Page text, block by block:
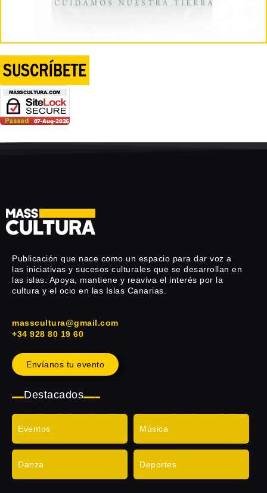
Publicación que nace como un espacio para dar voz a
las iniciativas y sucesos culturales que se desarrollan en
las islas. Apoya, mantiene y reaviva el interés por la
cultura y el ocio en las Islas Canarias.
masscultura@gmail.com
+34 928 80 19 60
Envíanos tu evento
Destacados
Eventos Música
Danza Deportes